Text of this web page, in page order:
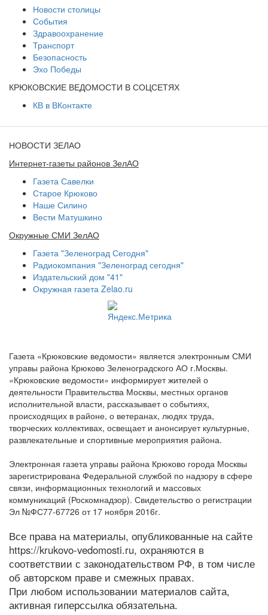
Новости столицы
События
Здравоохранение
Транспорт
Безопасность
Эхо Победы
КРЮКОВСКИЕ ВЕДОМОСТИ В СОЦСЕТЯХ
КВ в ВКонтакте
НОВОСТИ ЗЕЛАО
Интернет-газеты районов ЗелАО
Газета Савелки
Старое Крюково
Наше Силино
Вести Матушкино
Окружные СМИ ЗелАО
Газета "Зеленоград Сегодня"
Радиокомпания "Зеленоград сегодня"
Издательский дом "41"
Окружная газета Zelao.ru
Газета «Крюковские ведомости» является электронным СМИ
управы района Крюково Зеленоградского АО г.Москвы.
«Крюковские ведомости» информирует жителей о
деятельности Правительства Москвы, местных органов
исполнительной власти, рассказывает о событиях,
происходящих в районе, о ветеранах, людях труда,
творческих коллективах, освещает и анонсирует культурные,
развлекательные и спортивные мероприятия района.
Электронная газета управы района Крюково города Москвы
зарегистрирована Федеральной службой по надзору в сфере
связи, информационных технологий и массовых
коммуникаций (Роскомнадзор). Свидетельство о регистрации
Эл №ФС77-67726 от 17 ноября 2016г.
Все права на материалы, опубликованные на сайте
https://krukovo-vedomosti.ru, охраняются в
соответствии с законодательством РФ, в том числе
об авторском праве и смежных правах.
При любом использовании материалов сайта,
активная гиперссылка обязательна.